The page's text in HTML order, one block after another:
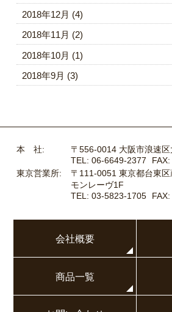
2018年12月 (4)
2018年11月 (2)
2018年10月 (1)
2018年9月 (3)
本 社:
〒556-0014 大阪市浪速区
TEL: 06-6649-2377
東京営業所:
〒111-0051 東京都台東
モンレーヴ1F
TEL: 03-5823-1705
会社概要
商品一覧